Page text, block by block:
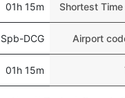
Shortest
01h 15m
Airport
DCG
01h 15m